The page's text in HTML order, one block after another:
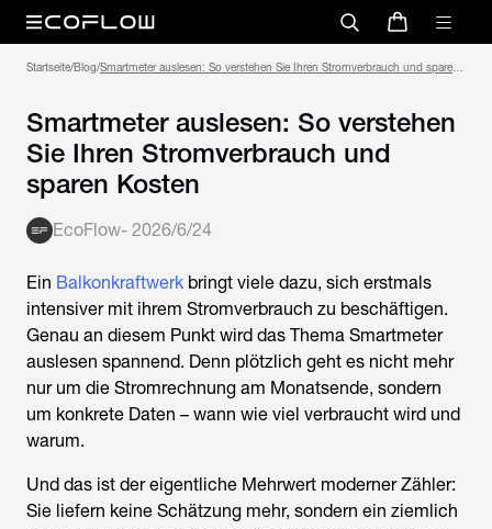
Startseite/Blog/Smartmeter auslesen: So verstehen Sie Ihren Stromverbrauch und sparen
Smartmeter auslesen: So verstehen
Sie Ihren Stromverbrauch und
sparen Kosten
EcoFlow- 2026/6/24
Ein Balkonkraftwerk bringt viele dazu, sich erstmals
intensiver mit ihrem Stromverbrauch zu beschäftigen.
Genau an diesem Punkt wird das Thema Smartmeter
auslesen spannend. Denn plötzlich geht es nicht mehr
nur um die Stromrechnung am Monatsende, sondern
um konkrete Daten – wann wie viel verbraucht wird und
warum.
Und das ist der eigentliche Mehrwert moderner Zähler:
Sie liefern keine Schätzung mehr, sondern ein ziemlich